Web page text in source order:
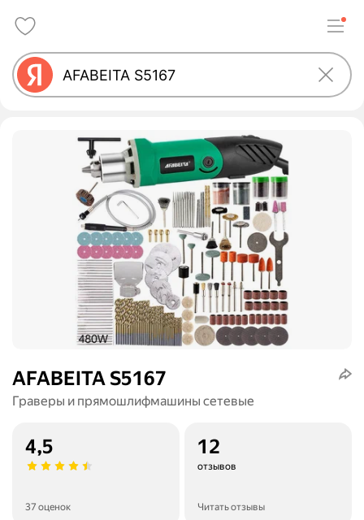
AFABEITA S5167
Граверы и прямошлифмашины сетевые
4,5
37 оценок
12
отзывов
Читать отзывы